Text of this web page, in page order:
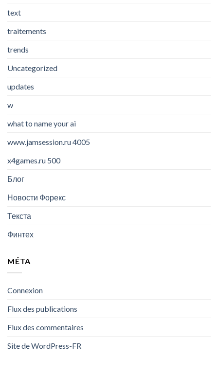
text
traitements
trends
Uncategorized
updates
w
what to name your ai
www.jamsession.ru 4005
x4games.ru 500
Блог
Новости Форекс
Текста
Финтех
MÉTA
Connexion
Flux des publications
Flux des commentaires
Site de WordPress-FR